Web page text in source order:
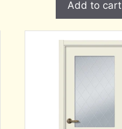
Add to cart